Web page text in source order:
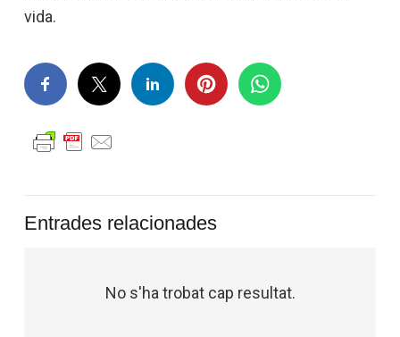
vida.
Entrades relacionades
No s'ha trobat cap resultat.